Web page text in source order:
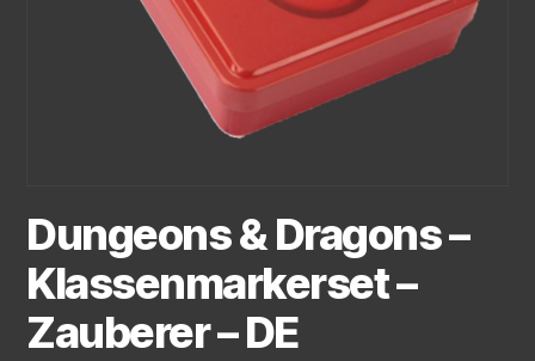
Dungeons & Dragons –
Klassenmarkerset –
Zauberer – DE